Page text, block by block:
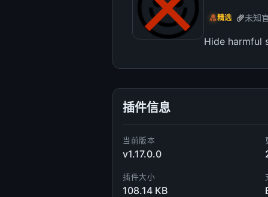
精选 未知
Hide harmful
插件信息
当前版本
v1.17.0.0
插件大小
108.14 KB